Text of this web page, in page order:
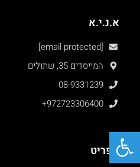
א.נ.י.א
[email protected]
המייסדים 35, שתולים
08-9331239
+972723306400
תפריט
פתח סרגל נגישות